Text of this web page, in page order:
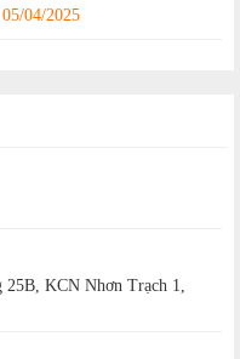
05/04/2025
KCN Nhơn Trạch 1,